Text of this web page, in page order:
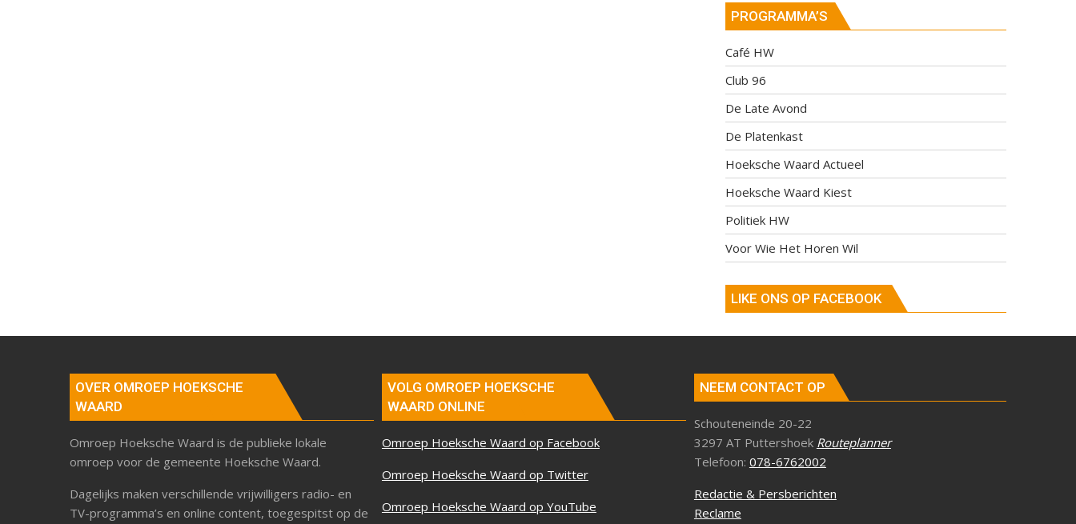
PROGRAMMA’S
Café HW
Club 96
De Late Avond
De Platenkast
Hoeksche Waard Actueel
Hoeksche Waard Kiest
Politiek HW
Voor Wie Het Horen Wil
LIKE ONS OP FACEBOOK
OVER OMROEP HOEKSCHE
WAARD
Omroep Hoeksche Waard is de publieke lokale
omroep voor de gemeente Hoeksche Waard.
Dagelijks maken verschillende vrijwilligers radio- en
TV-programma’s en online content, toegespitst op de
VOLG OMROEP HOEKSCHE
WAARD ONLINE
Omroep Hoeksche Waard op Facebook
Omroep Hoeksche Waard op Twitter
Omroep Hoeksche Waard op YouTube
NEEM CONTACT OP
Schouteneinde 20-22
3297 AT Puttershoek Routeplanner
Telefoon: 078-6762002
Redactie & Persberichten
Reclame